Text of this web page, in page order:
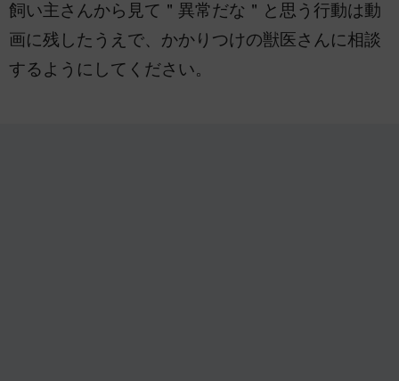
飼い主さんから見て＂異常だな＂と思う行動は動
画に残したうえで、かかりつけの獣医さんに相談
するようにしてください。